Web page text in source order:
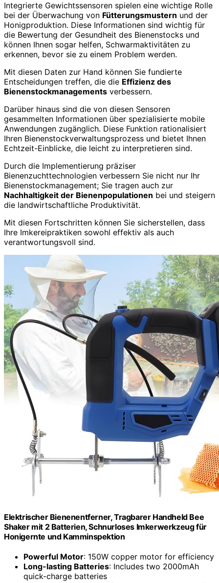
Integrierte Gewichtssensoren spielen eine wichtige Rolle
bei der Überwachung von Fütterungsmustern und der
Honigproduktion. Diese Informationen sind wichtig für
die Bewertung der Gesundheit des Bienenstocks und
können Ihnen sogar helfen, Schwarmaktivitäten zu
erkennen, bevor sie zu einem Problem werden.
Mit diesen Daten zur Hand können Sie fundierte
Entscheidungen treffen, die die Effizienz des
Bienenstockmanagements verbessern.
Darüber hinaus sind die von diesen Sensoren
gesammelten Informationen über spezialisierte mobile
Anwendungen zugänglich. Diese Funktion rationalisiert
Ihren Bienenstockverwaltungsprozess und bietet Ihnen
Echtzeit-Einblicke, die leicht zu interpretieren sind.
Durch die Implementierung präziser
Bienenzuchttechnologien verbessern Sie nicht nur Ihr
Bienenstockmanagement; Sie tragen auch zur
Nachhaltigkeit der Bienenpopulationen bei und steigern
die landwirtschaftliche Produktivität.
Mit diesen Fortschritten können Sie sicherstellen, dass
Ihre Imkereipraktiken sowohl effektiv als auch
verantwortungsvoll sind.
Elektrischer Bienenentferner, Tragbarer Handheld Bee
Shaker mit 2 Batterien, Schnurloses Imkerwerkzeug für
Honigernte und Kamminspektion
Powerful Motor: 150W copper motor for efficiency
Long-lasting Batteries: Includes two 2000mAh
quick-charge batteries